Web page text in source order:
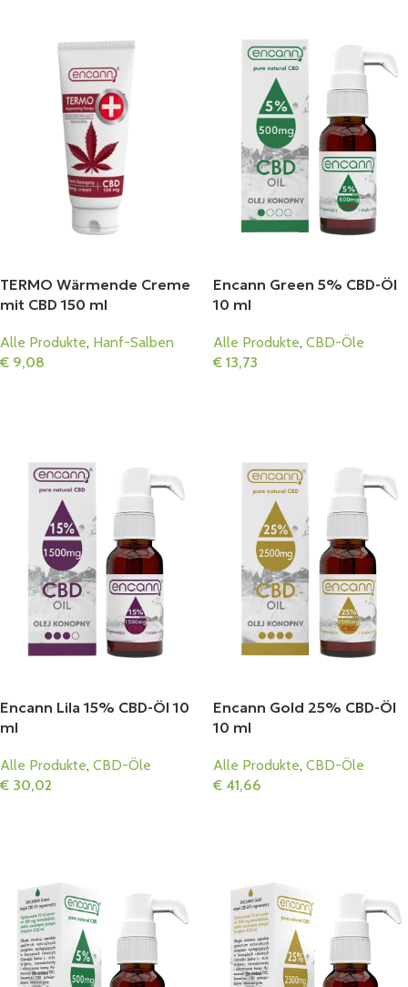
TERMO Wärmende Creme
mit CBD 150 ml
Alle Produkte, Hanf-Salben
€ 9,08
Encann Green 5% CBD-Öl
10 ml
Alle Produkte, CBD-Öle
€ 13,73
Encann Lila 15% CBD-Öl 10
ml
Alle Produkte, CBD-Öle
€ 30,02
Encann Gold 25% CBD-Öl
10 ml
Alle Produkte, CBD-Öle
€ 41,66